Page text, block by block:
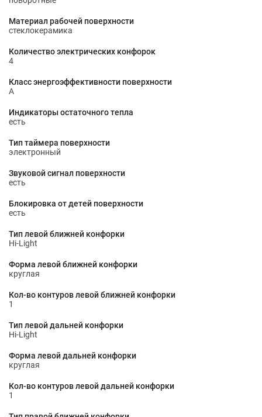
Материал рабочей поверхности
стеклокерамика
Количество электрических конфорок
4
Класс энергоэффективности поверхности
A
Индикаторы остаточного тепла
есть
Тип таймера поверхности
электронный
Звуковой сигнал поверхности
есть
Блокировка от детей поверхности
есть
Тип левой ближней конфорки
Hi-Light
Форма левой ближней конфорки
круглая
Кол-во контуров левой ближней конфорки
1
Тип левой дальней конфорки
Hi-Light
Форма левой дальней конфорки
круглая
Кол-во контуров левой дальней конфорки
1